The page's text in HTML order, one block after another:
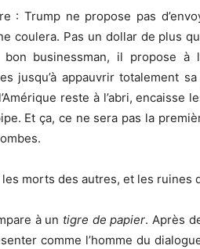
: Trump ne propose pas
coulera. Pas un dollar de plus
businessman, il propose à
jusqu’à appauvrir totalement sa
reste à l’abri, encaisse
Et ça, ce ne sera pas la
morts des autres, et les ruines
à un tigre de papier. Après
comme l’homme du